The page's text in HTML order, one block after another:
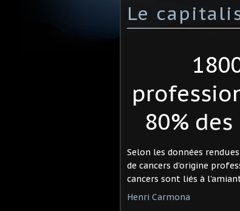
Le
80%
Selon les données
de cancers d'origine
cancers sont liés à
Henri Carmona